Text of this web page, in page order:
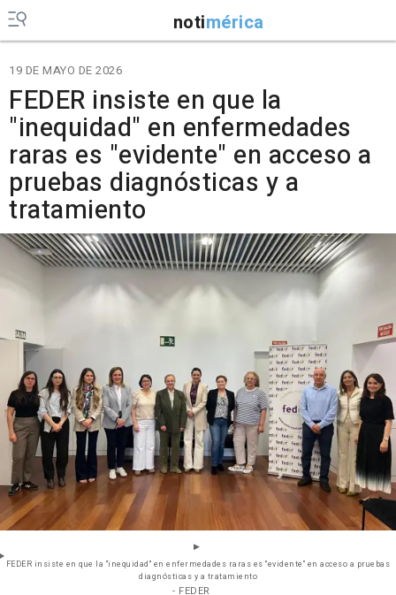
notimérica
19 DE MAYO DE 2026
FEDER insiste en que la
"inequidad" en enfermedades
raras es "evidente" en acceso a
pruebas diagnósticas y a
tratamiento
FEDER insiste en que la "inequidad" en enfermedades raras es "evidente" en acceso a pruebas
diagnósticas y a tratamiento
- FEDER